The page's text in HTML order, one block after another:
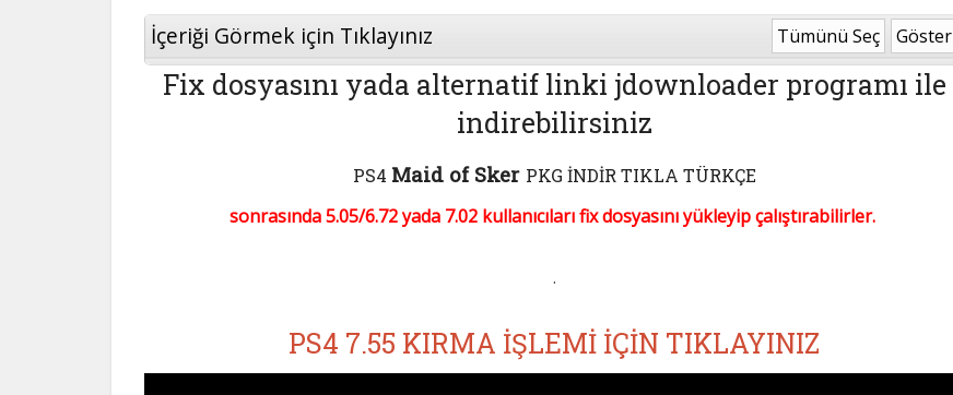
İçeriği Görmek için Tıklayınız Tümünü Seç Göster
Fix dosyasını yada alternatif linki jdownloader programı ile
indirebilirsiniz
PS4 Maid of Sker PKG İNDİR TIKLA TÜRKÇE
sonrasında 5.05/6.72 yada 7.02 kullanıcıları fix dosyasını yükleyip çalıştırabilirler.
.
PS4 7.55 KIRMA İŞLEMİ İÇİN TIKLAYINIZ